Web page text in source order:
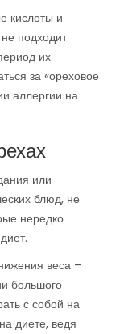
кислоты и
подходит
их
за «ореховое
аллергии на
или
блюд, не
нередко
веса –
большого
с собой на
диете, ведя